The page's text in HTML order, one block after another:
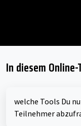
In diesem
welche Tools Du
Teilnehmer